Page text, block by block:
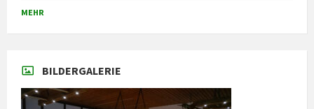
zu
den
MEHR
BILDERGALERIE